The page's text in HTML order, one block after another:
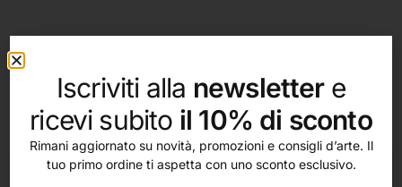
altri nostri prodotti
Iscriviti alla newslettere
ricevi subito il 10% di sconto
Rimani aggiornato su novità, promozioni e consigli d’arte. Il
tuo primo ordine ti aspetta con uno sconto esclusivo.